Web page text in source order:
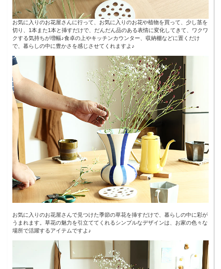
お気に入りのお花屋さんに行って、お気に入りのお花や植物を買って、少し茎を
切り、1本また1本と挿すだけで、だんだん品のある表情に変化してきて、ワクワ
クする気持ちが増幅♪食卓の上やキッチンカウンター、収納棚などに置くだけ
で、暮らしの中に豊かさを感じさせてくれますよ♪
お気に入りのお花屋さんで見つけた季節の草花を挿すだけで、暮らしの中に彩が
うまれます。草花の魅力を引立ててくれるシンプルなデザインは、お家の色々な
場所で活躍するアイテムですよ♪